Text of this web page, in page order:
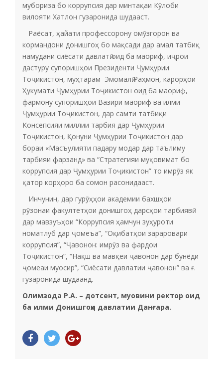
мубориза бо коррупсия дар минтақаи Кӯлоби
вилояти Хатлон гузаронида шудааст.
Раёсат, ҳайати профессорону омӯзгорон ва
кормандони донишгоҳ бо мақсади дар амал татбиқ
намудани сиёсати давлатӣ оид ба маориф, иҷрои
дастуру супоришҳои Президенти Ҷумҳурии
Тоҷикистон, муҳтарам Эмомалӣ Раҳмон, карорҳои
Ҳукумати Ҷумҳурии Тоҷикистон оид ба маориф,
фармону супоришҳои Вазири маориф ва илми
Ҷумҳурии Тоҷикистон, дар самти татбиқи
Консепсияи миллии тарбия дар Ҷумҳурии
Тоҷикистон, Қонуни Ҷумҳурии Тоҷикистон дар
бораи «Масъулияти падару модар дар таълиму
тарбияи фарзанд» ва “Стратегияи муқовимат бо
коррупсия дар Ҷумҳурии Тоҷикистон” то имрӯз як
қатор корҳоро ба сомон расонидааст.
Инчунин, дар гурӯҳҳои академии бахшҳои
рӯзонаи факултетҳои донишгоҳ дарсҳои тарбиявӣ
дар мавзуъҳои “Коррупсия ҳамчун зуҳуроти
номатлуб дар ҷомеъа”, “Оқибатҳои зараровари
коррупсия”, “Ҷавонон: имрӯз ва фардои
Тоҷикистон”, “Нақш ва мавқеи ҷавонон дар бунёди
ҷомеаи муосир”, “Сиёсати давлатии ҷавонон” ва ғ.
гузаронида шудаанд.
Олимзода Р.А. – дотсент, муовини ректор оид
ба илми Донишгоҳи давлатии Данғара.